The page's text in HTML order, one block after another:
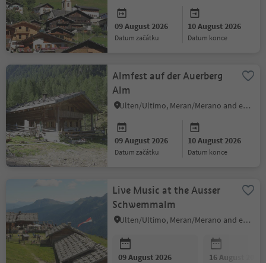
09 August 2026
datum začátku
10 August 2026
datum konce
Almfest auf der Auerberg
Alm
Ulten/Ultimo, Meran/Merano and environs
09 August 2026
datum začátku
10 August 2026
datum konce
Live Music at the Ausser
Schwemmalm
Ulten/Ultimo, Meran/Merano and environs
09 August 2026 16 August 2026